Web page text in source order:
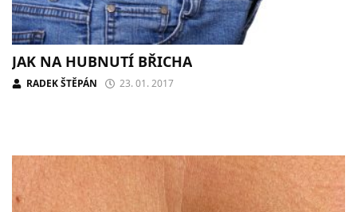
JAK NA HUBNUTÍ BŘICHA
RADEK ŠTĚPÁN 23. 01. 2017